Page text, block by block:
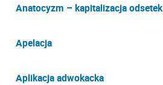
Anatocyzm – kapitalizacja odsetek
Apelacja
Aplikacja adwokacka